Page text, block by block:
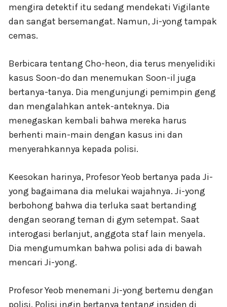
mengira detektif itu sedang mendekati Vigilante
dan sangat bersemangat. Namun, Ji-yong tampak
cemas.
Berbicara tentang Cho-heon, dia terus menyelidiki
kasus Soon-do dan menemukan Soon-il juga
bertanya-tanya. Dia mengunjungi pemimpin geng
dan mengalahkan antek-anteknya. Dia
menegaskan kembali bahwa mereka harus
berhenti main-main dengan kasus ini dan
menyerahkannya kepada polisi.
Keesokan harinya, Profesor Yeob bertanya pada Ji-
yong bagaimana dia melukai wajahnya. Ji-yong
berbohong bahwa dia terluka saat bertanding
dengan seorang teman di gym setempat. Saat
interogasi berlanjut, anggota staf lain menyela.
Dia mengumumkan bahwa polisi ada di bawah
mencari Ji-yong.
Profesor Yeob menemani Ji-yong bertemu dengan
polisi. Polisi ingin bertanya tentang insiden di